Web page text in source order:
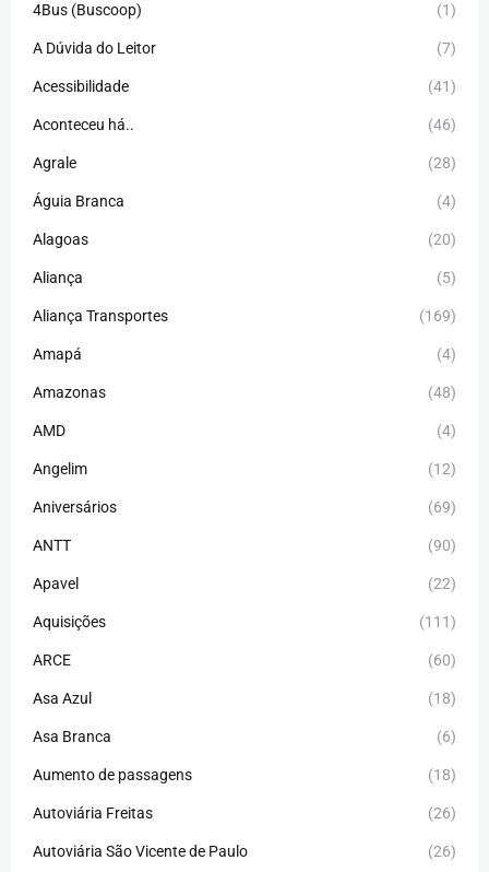
4Bus (Buscoop) (1)
A Dúvida do Leitor (7)
Acessibilidade (41)
Aconteceu há.. (46)
Agrale (28)
Águia Branca (4)
Alagoas (20)
Aliança (5)
Aliança Transportes (169)
Amapá (4)
Amazonas (48)
AMD (4)
Angelim (12)
Aniversários (69)
ANTT (90)
Apavel (22)
Aquisições (111)
ARCE (60)
Asa Azul (18)
Asa Branca (6)
Aumento de passagens (18)
Autoviária Freitas (26)
Autoviária São Vicente de Paulo (26)